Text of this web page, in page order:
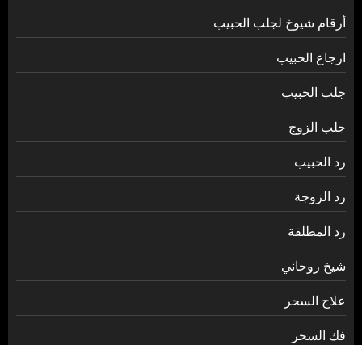
أرقام شيوخ لجلب الحبيب
ارجاع الحبيب
جلب الحبيب
جلب الزوج
رد الحبيب
رد الزوجة
رد المطلقة
شيخ روحاني
علاج السحر
فك السحر